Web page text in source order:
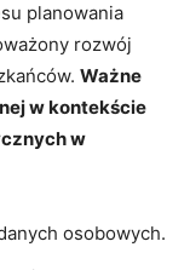
planowania
rozwój
Ważne
w kontekście
w
osobowych.